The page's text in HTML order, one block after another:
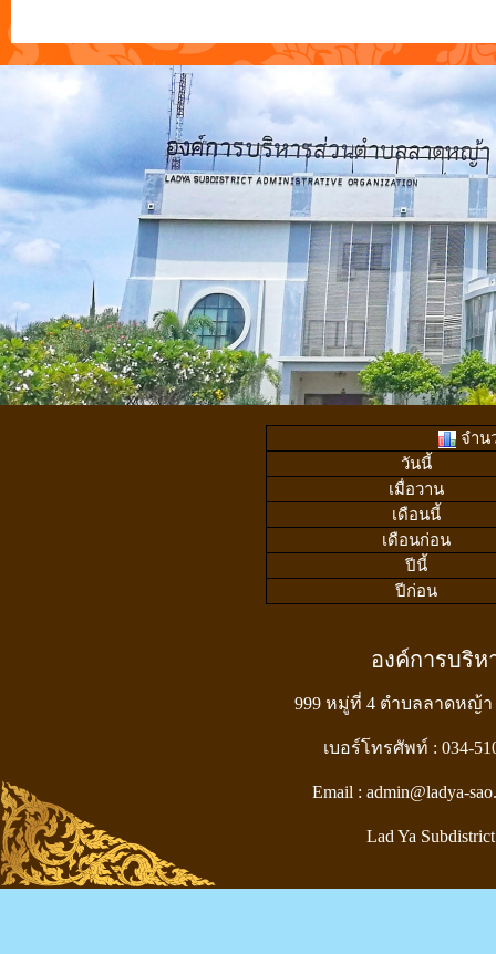
จำน
วันนี้
เมื่อวาน
เดือนนี้
เดือนก่อน
ปีนี้
ปีก่อน
องค์การบริ
999 หมู่ที่ 4 ตำบลลาดหญ้า
เบอร์โทรศัพท์ : 034-
Email : admin@ladya-
Lad Ya